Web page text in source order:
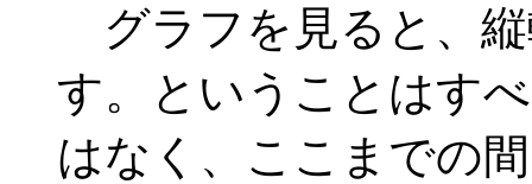
グラフを見ると、
す。ということはす
はなく、ここまでの